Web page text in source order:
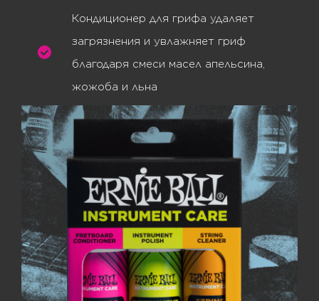
Кондиционер для грифа удаляет
загрязнения и увлажняет гриф
благодаря смеси масел апельсина,
жожоба и льна